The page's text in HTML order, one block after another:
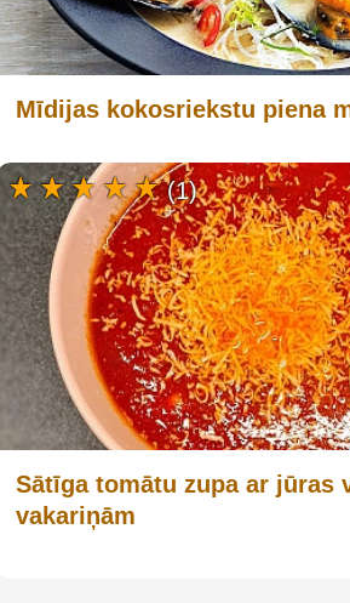
Mīdijas kokosriekstu piena
Sātīga tomātu zupa ar jūras
vakariņām
(1)